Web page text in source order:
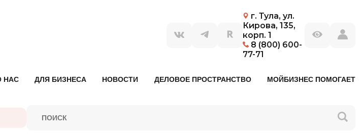
г. Тула, ул.
Кирова, 135,
корп. 1
8 (800) 600-
77-71
НАС ДЛЯ БИЗНЕСА НОВОСТИ ДЕЛОВОЕ ПРОСТРАНСТВО МОЙБИЗНЕС ПОМОГАЕТ